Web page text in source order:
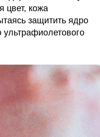
цвет, кожа
защитить ядро
ультрафиолетового